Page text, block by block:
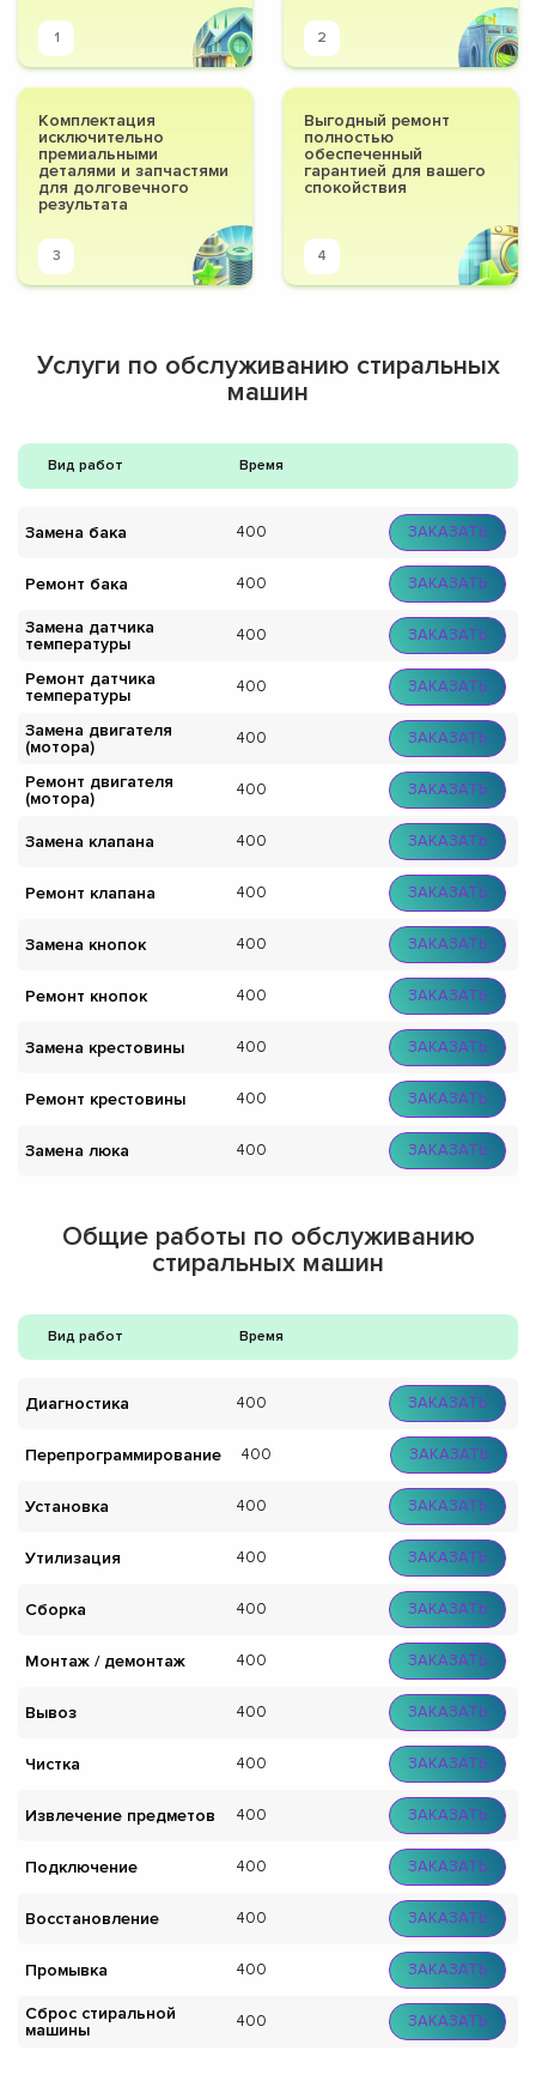
1 2
Комплектация
исключительно
премиальными
деталями и запчастями
для долговечного
результата
3
Выгодный ремонт
полностью
обеспеченный
гарантией для вашего
спокойствия
4
Услуги по обслуживанию стиральных
машин
Вид работ Время
Замена бака 400 ЗАКАЗАТЬ
Ремонт бака 400 ЗАКАЗАТЬ
Замена датчика
температуры
400 ЗАКАЗАТЬ
Ремонт датчика
температуры
400 ЗАКАЗАТЬ
Замена двигателя
(мотора)
400 ЗАКАЗАТЬ
Ремонт двигателя
(мотора)
400 ЗАКАЗАТЬ
Замена клапана 400 ЗАКАЗАТЬ
Ремонт клапана 400 ЗАКАЗАТЬ
Замена кнопок 400 ЗАКАЗАТЬ
Ремонт кнопок 400 ЗАКАЗАТЬ
Замена крестовины 400 ЗАКАЗАТЬ
Ремонт крестовины 400 ЗАКАЗАТЬ
Замена люка 400 ЗАКАЗАТЬ
Общие работы по обслуживанию
стиральных машин
Вид работ Время
Диагностика 400 ЗАКАЗАТЬ
Перепрограммирование 400 ЗАКАЗАТЬ
Установка 400 ЗАКАЗАТЬ
Утилизация 400 ЗАКАЗАТЬ
Сборка 400 ЗАКАЗАТЬ
Монтаж / демонтаж 400 ЗАКАЗАТЬ
Вывоз 400 ЗАКАЗАТЬ
Чистка 400 ЗАКАЗАТЬ
Извлечение предметов 400 ЗАКАЗАТЬ
Подключение 400 ЗАКАЗАТЬ
Восстановление 400 ЗАКАЗАТЬ
Промывка 400 ЗАКАЗАТЬ
Сброс стиральной
машины
400 ЗАКАЗАТЬ